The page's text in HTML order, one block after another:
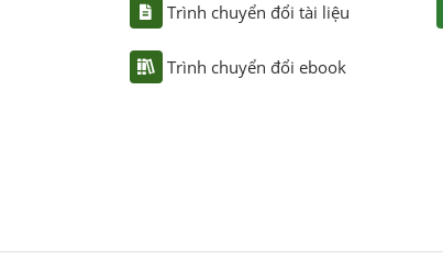
Trình chuyển đổi tài liệu
Trình chuyển đổi ebook